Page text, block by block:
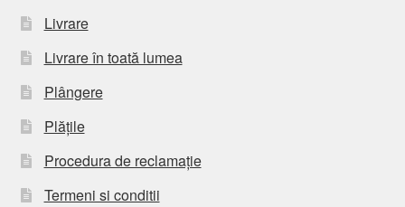
Livrare
Livrare în toată lumea
Plângere
Plățile
Procedura de reclamație
Termeni si conditii